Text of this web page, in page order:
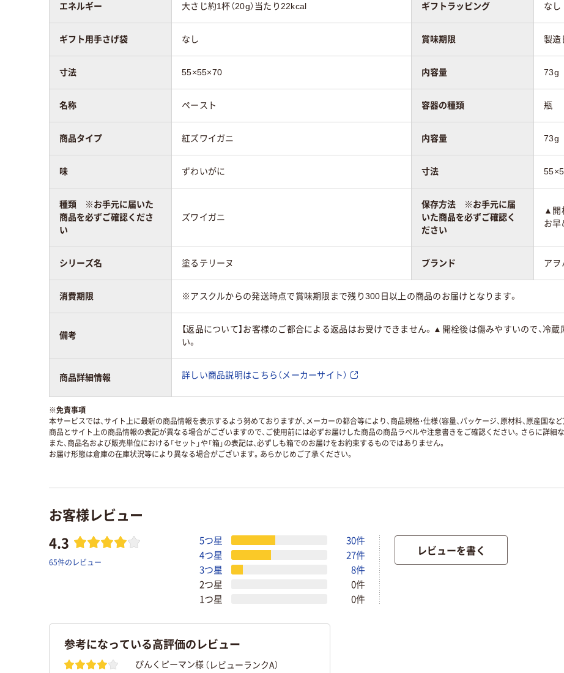
エネルギー 大さじ約1杯（20g）当たり22kcal ギフトラッピング なし
ギフト用手さげ袋 なし 賞味期限 製造
寸法 55×55×70 内容量 73g
名称 ペースト 容器の種類 瓶
商品タイプ 紅ズワイガニ 内容量 73g
味 ずわいがに 寸法
種類 ※お手元に届いた
商品を必ずご確認くださ
い
ズワイガニ
保存方法 ※お手元に届
いた商品を必ずご確認く
ださい
▲開
お早
シリーズ名 塗るテリーヌ ブランド アヲ
消費期限 ※アスクルからの発送時点で賞味期限まで残り300日以上の商品のお届けとなります。
備考
【返品について】お客様のご都合による返品はお受けできません。▲開栓後は傷みやすいので、冷
い。
商品詳細情報 詳しい商品説明はこちら（メーカーサイト）
※免責事項
本サービスでは、サイト上に最新の商品情報を表示するよう努めておりますが、メーカーの都合等により、商品規格・仕様（容量、パッケージ、原材料、原産国な
商品とサイト上の商品情報の表記が異なる場合がございますので、ご使用前には必ずお届けした商品の商品ラベルや注意書きをご確認ください。さらに詳細
また、商品名および販売単位における「セット」や「箱」の表記は、必ずしも箱でのお届けをお約束するものではありません。
お届け形態は倉庫の在庫状況等により異なる場合がございます。あらかじめご了承ください。
お客様レビュー
4.3
65件のレビュー
5つ星
30件
4つ星
27件
3つ星
8件
2つ星
0件
1つ星
0件
レビューを書く
参考になっている高評価のレビュー
ぴんくピーマン様 （レビューランクA）